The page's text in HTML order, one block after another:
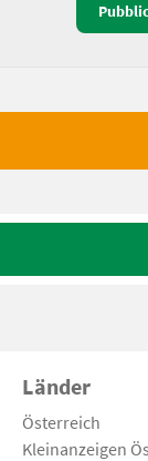
Länder
Österreich
Kleinanzeigen